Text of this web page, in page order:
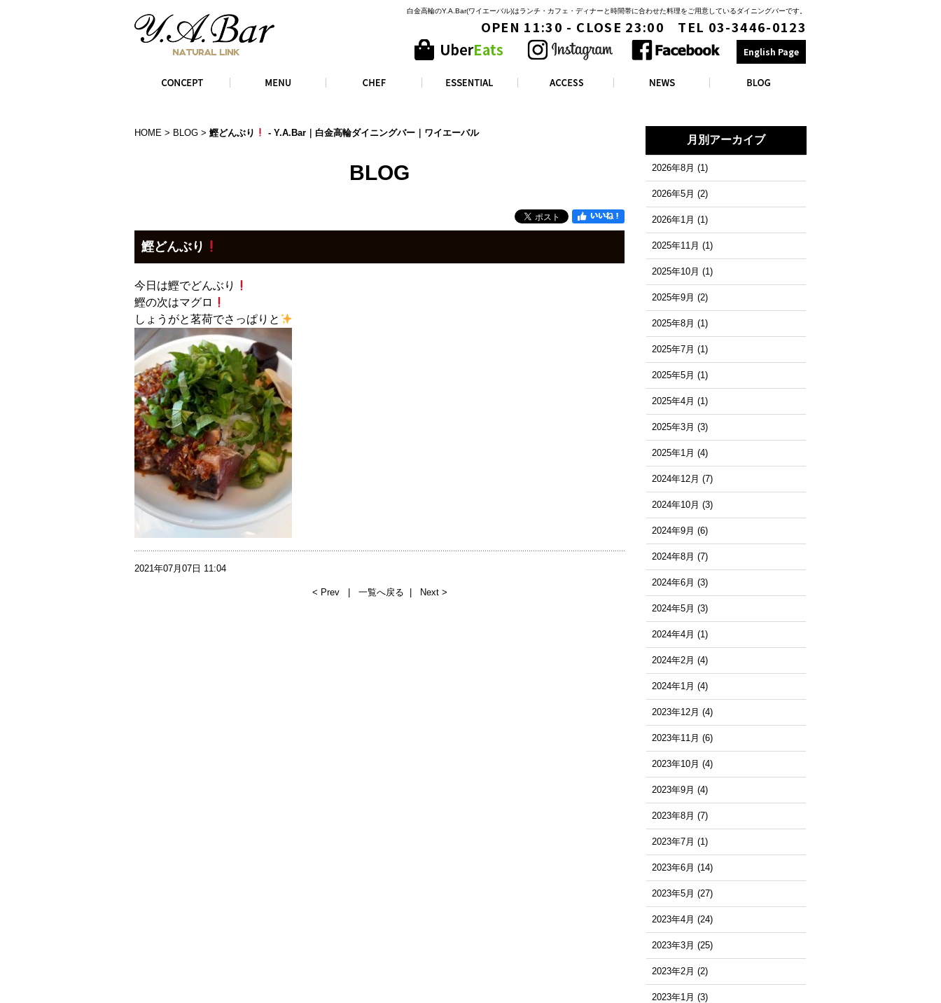
白金高輪のY.A.Bar(ワイエーバル)はランチ・カフェ・ディナーと時間帯に合わせた料理をご用意しているダイニングバーです。
OPEN 11:30 - CLOSE 23:00 TEL 03-3446-0123
English Page
月別アーカイブ
2026年8月 (1)
2026年5月 (2)
2026年1月 (1)
2025年11月 (1)
2025年10月 (1)
2025年9月 (2)
2025年8月 (1)
2025年7月 (1)
2025年5月 (1)
2025年4月 (1)
2025年3月 (3)
2025年1月 (4)
2024年12月 (7)
2024年10月 (3)
2024年9月 (6)
2024年8月 (7)
2024年6月 (3)
2024年5月 (3)
2024年4月 (1)
2024年2月 (4)
2024年1月 (4)
2023年12月 (4)
2023年11月 (6)
2023年10月 (4)
2023年9月 (4)
2023年8月 (7)
2023年7月 (1)
2023年6月 (14)
2023年5月 (27)
2023年4月 (24)
2023年3月 (25)
2023年2月 (2)
2023年1月 (3)
HOME > BLOG > 鰹どんぶり - Y.A.Bar｜白金高輪ダイニングバー｜ワイエーバル
BLOG
鰹どんぶり
今日は鰹でどんぶり
鰹の次はマグロ
しょうがと茗荷でさっぱりと
2021年07月07日 11:04
< Prev 一覧へ戻る Next >